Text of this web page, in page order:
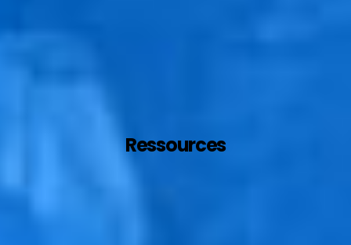
Ressources